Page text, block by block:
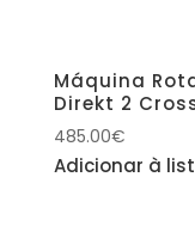
Máquina
Direkt 2
485.00€
Adicionar à